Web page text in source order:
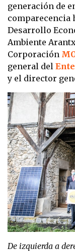
generación de
comparecencia
Desarrollo
Ambiente
Corporación
general del
y el director
De izquierda a